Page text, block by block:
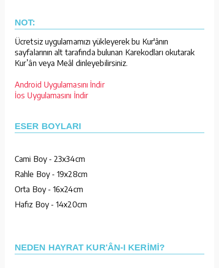
NOT:
Ücretsiz uygulamamızı yükleyerek bu Kur'ânın
sayfalarının alt tarafında bulunan Karekodları okutarak
Kur’ân veya Meâl dinleyebilirsiniz.
Android Uygulamasını İndir
İos Uygulamasını İndir
ESER BOYLARI
Cami Boy - 23x34cm
Rahle Boy - 19x28cm
Orta Boy - 16x24cm
Hafız Boy - 14x20cm
NEDEN HAYRAT KUR'ÂN-I KERİMİ?